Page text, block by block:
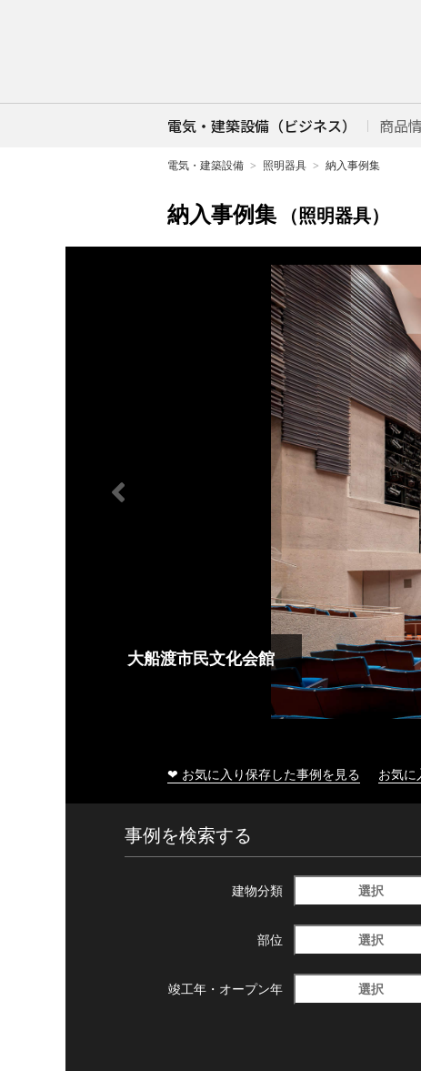
電気・建築設備（ビジネス） 商品
電気・建築設備 照明器具 納入事例集
納入事例集 （照明器具）
大船渡市民文化会館
❤ お気に入り保存した事例を見る お気に
事例を検索する
建物分類 選択
部位 選択
竣工年・ オープン年 選択